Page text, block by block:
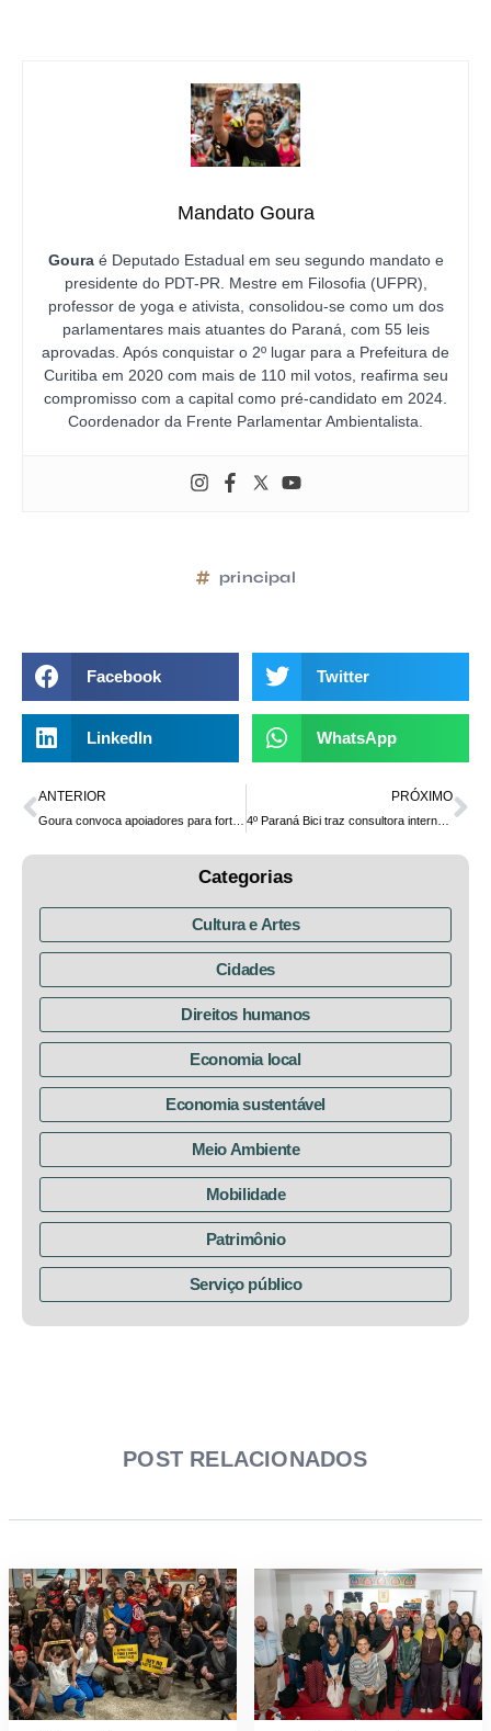
Mandato Goura
Gouraé Deputado Estadual em seu segundo mandato e
presidente do PDT-PR. Mestre em Filosofia (UFPR),
professor de yoga e ativista, consolidou-se como um dos
parlamentares mais atuantes do Paraná, com 55 leis
aprovadas. Após conquistar o 2º lugar para a Prefeitura de
Curitiba em 2020 com mais de 110 mil votos, reafirma seu
compromisso com a capital como pré-candidato em 2024.
Coordenador da Frente Parlamentar Ambientalista.
principal
Facebook Twitter
LinkedIn WhatsApp
ANTERIOR
Goura convoca apoiadores para fortalecer pré-candidatura de Requião Filho
PRÓXIMO
4º Paraná Bici traz consultora internacional para debater cidades cicláveis no IPPUC e na UFPR
Categorias
Cultura e Artes
Cidades
Direitos humanos
Economia local
Economia sustentável
Meio Ambiente
Mobilidade
Patrimônio
Serviço público
POST RELACIONADOS